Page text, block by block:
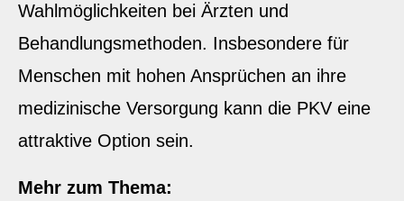
Wahlmöglichkeiten bei Ärzten und
Behandlungsmethoden. Insbesondere für
Menschen mit hohen Ansprüchen an ihre
medizinische Versorgung kann die PKV eine
attraktive Option sein.
Mehr zum Thema: